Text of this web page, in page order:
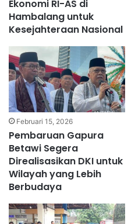
Ekonomi RI-AS di
Hambalang untuk
Kesejahteraan Nasional
Februari 15, 2026
Pembaruan Gapura
Betawi Segera
Direalisasikan DKI untuk
Wilayah yang Lebih
Berbudaya